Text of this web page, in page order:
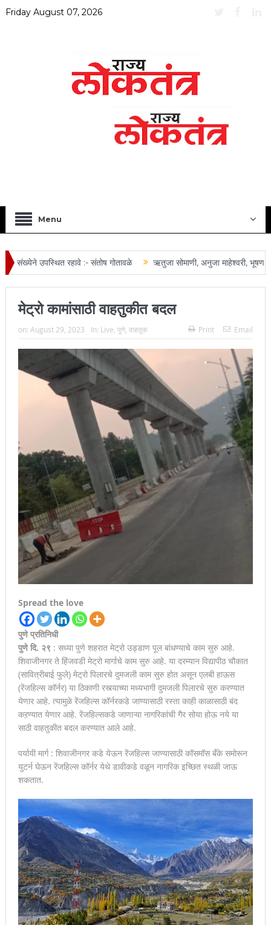
Friday August 07, 2026
Menu
संख्येने उपस्थित रहावे :- संतोष गोतावळे ऋतुजा सोमाणी, अनुजा माहेश्वरी, भूषण
जिल्हा प्रमुख न्यायाधीश महेंद्र के महाजन
मेट्रो कामांसाठी वाहतुकीत बदल
on: August 29, 2023 In: Live पुणे, वाहतूक Print Email
Spread the love
पुणे प्रतिनिधी
पुणे दि. २९ : सध्या पुणे शहरात मेट्रो उड्डाण पूल बांधण्याचे काम सुरु आहे.
शिवाजीनगर ते हिंजवडी मेट्रो मार्गाचे काम सुरु आहे. या दरम्यान विद्यापीठ चौकात
(सावित्रीबाई फुले) मेट्रो पिलारचे दुमजली काम सुरु होत असून एलबी हाऊस
(रेंजहिल्स कॉर्नर) या ठिकाणी रस्त्याच्या मध्यभागी दुमजली पिलारचे सुरु करण्यात
येणार आहे. त्यामुळे रेंजहिल्स कॉर्नरकडे जाण्यासाठी रस्ता काही काळासाठी बंद
कऱण्यात येणार आहे. रेंजहिल्सकडे जाणाऱ्या नागरिकांची गैर सोया होऊ नये या
साठी वाहतुकीत बदल करण्यात आले आहे.
पर्यायी मार्ग : शिवाजीनगर कडे येऊन रेंजहिल्स जाण्यासाठी कॉसमॉस बँके समोरून
युटर्न घेऊन रेंजहिल्स कॉर्नर येथे डावीकडे वळून नागरिक इच्छित स्थळी जाऊ
शकतात.